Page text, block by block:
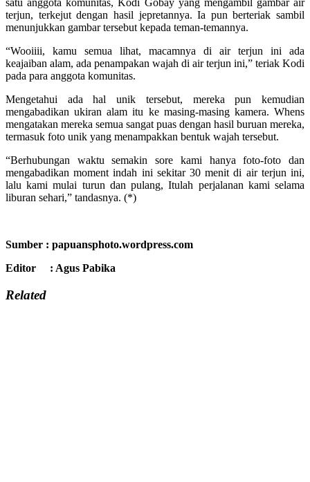
terjun, terkejut dengan hasil jepretannya. Ia pun berteriak sambil
menunjukkan gambar tersebut kepada teman-temannya.
“Wooiiii, kamu semua lihat, macamnya di air terjun ini ada
keajaiban alam, ada penampakan wajah di air terjun ini,” teriak Kodi
pada para anggota komunitas.
Mengetahui ada hal unik tersebut, mereka pun kemudian
mengabadikan ukiran alam itu ke masing-masing kamera. Whens
mengatakan mereka semua sangat puas dengan hasil buruan mereka,
termasuk foto unik yang menampakkan bentuk wajah tersebut.
“Berhubungan waktu semakin sore kami hanya foto-foto dan
mengabadikan moment indah ini sekitar 30 menit di air terjun ini,
lalu kami mulai turun dan pulang, Itulah perjalanan kami selama
liburan sehari,” tandasnya. (*)
Sumber : papuansphoto.wordpress.com
Editor : Agus Pabika
Related